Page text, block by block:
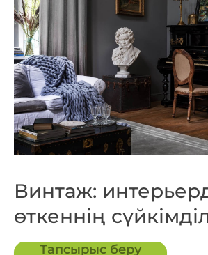
Винтаж:
өткеннің
Тапсырыс беру